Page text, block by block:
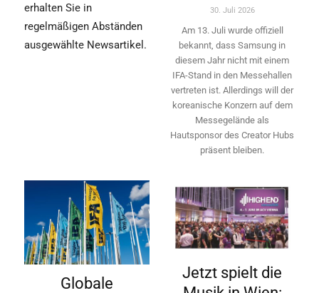
erhalten Sie in
regelmäßigen Abständen
ausgewählte Newsartikel.
30. Juli 2026
Am 13. Juli wurde offiziell
bekannt, dass Samsung in
diesem Jahr nicht mit einem
IFA-Stand in den Messehallen
vertreten ist. Allerdings will ­der
koreanische Konzern auf dem
Messegelände als
Hautsponsor des Creator Hubs
präsent bleiben.
Globale
Jetzt spielt die